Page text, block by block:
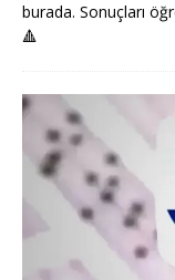
burada. Sonuçları
🔺